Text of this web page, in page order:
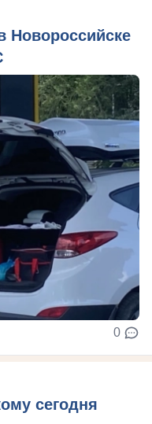
Новороссийске
0
сегодня